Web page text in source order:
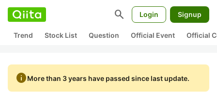
search Login Signup
Trend Stock List Question Official Event Official
infoMore than 3 years have passed since last update.